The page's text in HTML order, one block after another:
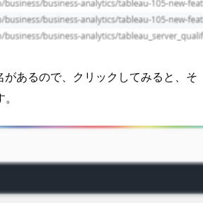
あるので、クリックしてみると、そ